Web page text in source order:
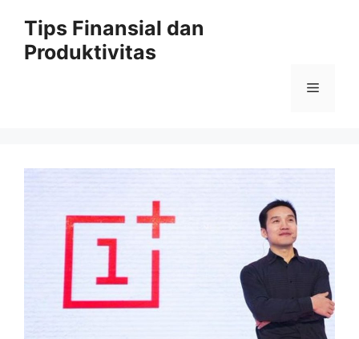
content
Tips Finansial dan
Produktivitas
Menu